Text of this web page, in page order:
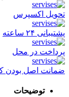
تحویل اکسپرس
پشتیبانی ۲۴ ساعته
پرداخت در محل
ضمانت اصل بودن
توضیحات